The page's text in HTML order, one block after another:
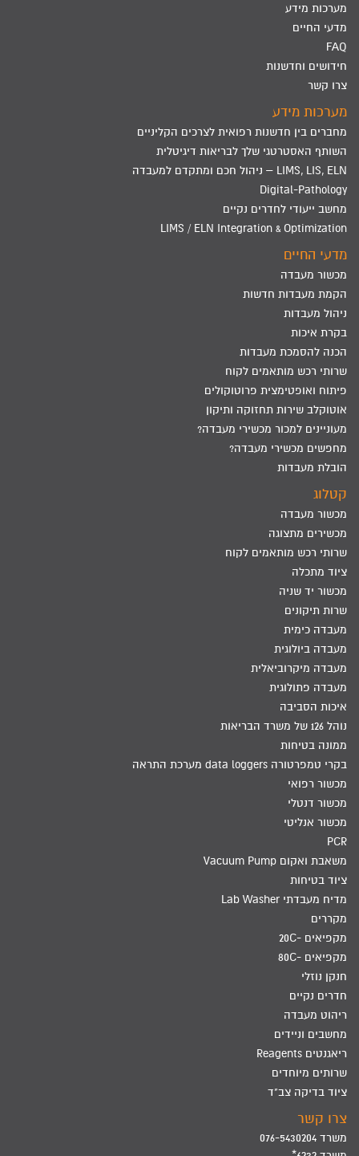
מערכות מידע
מדעי החיים
FAQ
חידושים וחדשנות
צרו קשר
מערכות מידע
מחברים בין חדשנות רפואית לצרכים הקליניים
השותף האסטרטגי שלך לבריאות דיגיטלית
LIMS, LIS, ELN – ניהול חכם ומתקדם למעבדה
Digital-Pathology
מחשב ייעודי לחדרים נקיים
LIMS / ELN Integration & Optimization
מדעי החיים
מכשור מעבדה
הקמת מעבדות חדשות
ניהול מעבדות
בקרת איכות
הכנה להסמכת מעבדות
שרותי רכש מותאמים לקוח
פיתוח ואופטימצית פרוטוקולים
אוטוקלב שירות תחזוקה ותיקון
מעוניינים למכור מכשירי מעבדה?
מחפשים מכשירי מעבדה?
הובלת מעבדות
קטלוג
מכשור מעבדה
מכשירים מתצוגה
שרותי רכש מותאמים לקוח
ציוד מתכלה
מכשור יד שניה
שרות תיקונים
מעבדה כימית
מעבדה ביולוגית
מעבדה מיקרוביאלית
מעבדה פתולוגית
איכות הסביבה
נוהל 126 של משרד הבריאות
ממונה בטיחות
בקרי טמפרטורה data loggers מערכת התראה
מכשור רפואי
מכשור דנטלי
מכשור אנליטי
PCR
משאבת ואקום Vacuum Pump
ציוד בטיחות
מדיח מעבדתי Lab Washer
מקררים
מקפיאים -20C
מקפיאים -80C
חנקן נוזלי
חדרים נקיים
ריהוט מעבדה
מחשבים וניידים
ריאגנטים Reagents
שרותים מיוחדים
ציוד בדיקה צב"ד
צרו קשר
משרד 076-5430204